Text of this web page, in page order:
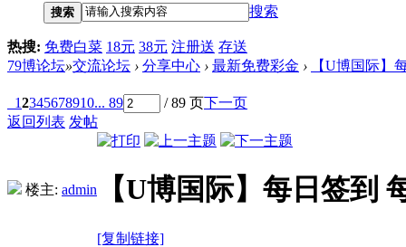
搜索 搜索
热搜: 免费白菜 18元 38元 注册送 存送
79博论坛»交流论坛 › 分享中心 › 最新免费彩金 › 【U博国际】
12345678910... 89 / 89 页下一页
返回列表 发帖
楼主: admin 【U博国际】每日签到
[复制链接]